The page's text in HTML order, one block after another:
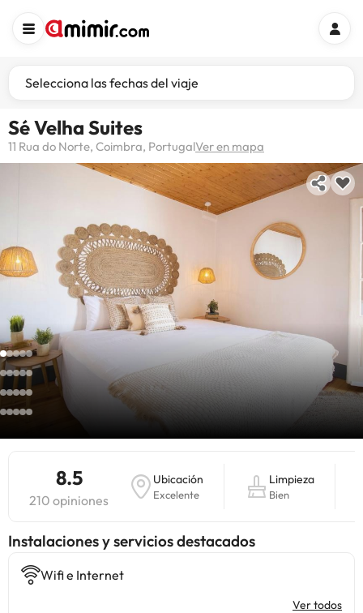
Selecciona las fechas del viaje
Sé Velha Suites
11 Rua do Norte, Coimbra, PortugalVer en mapa
8.5
210 opiniones
Ubicación
Excelente
Limpieza
Bien
Instalaciones y servicios destacados
Wifi e Internet
Ver todos